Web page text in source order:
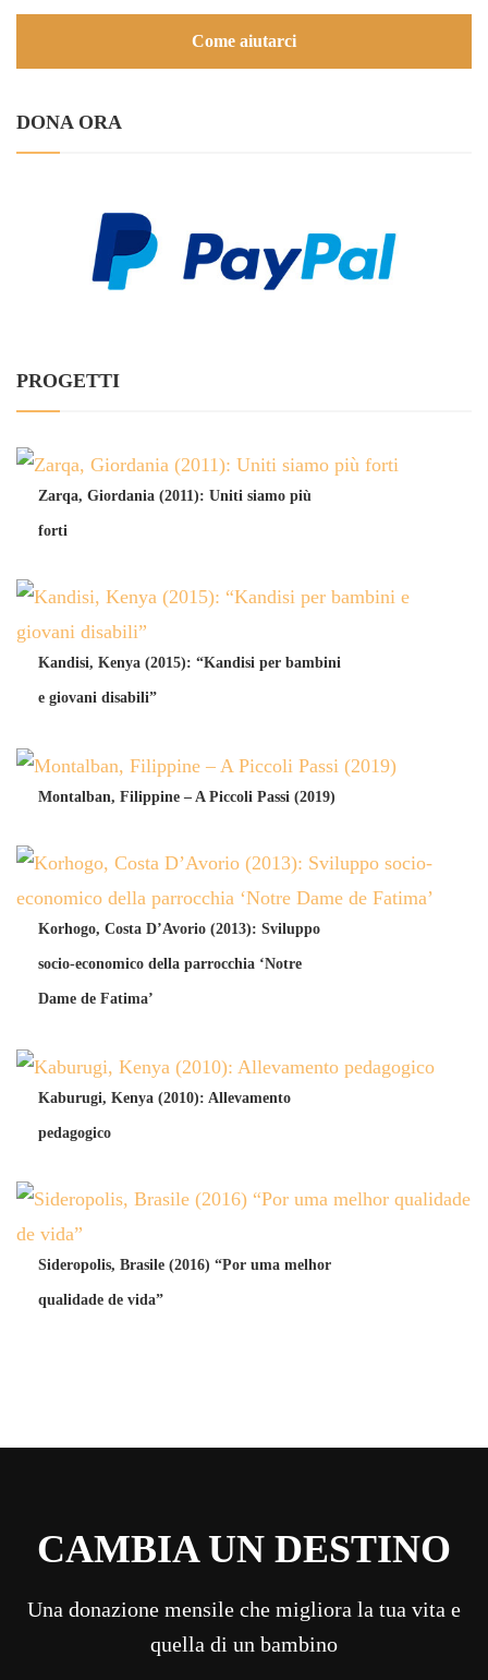
Come aiutarci
DONA ORA
PROGETTI
Zarqa, Giordania (2011): Uniti siamo più
forti
Kandisi, Kenya (2015): “Kandisi per bambini
e giovani disabili”
Montalban, Filippine – A Piccoli Passi (2019)
Korhogo, Costa D’Avorio (2013): Sviluppo
socio-economico della parrocchia ‘Notre
Dame de Fatima’
Kaburugi, Kenya (2010): Allevamento
pedagogico
Sideropolis, Brasile (2016) “Por uma melhor
qualidade de vida”
CAMBIA UN DESTINO
Una donazione mensile che migliora la tua vita e
quella di un bambino